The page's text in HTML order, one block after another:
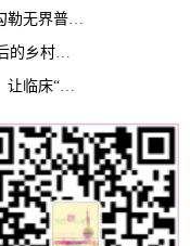
2026年世界移动通信大会：以移动智能勾勒无界普惠新愿景
（乡村“头雁”）三代腌一味 一颗雪菜背后的乡村致富经
虹桥健康科技产业创新中心亮相老博会：让临床“需求”定义银发经济新生态